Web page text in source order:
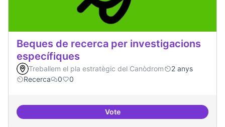
Beques de recerca per investigacions
específiques
Treballem el pla estratègic del Canòdrom
2 anys
Recerca
0 0
VoteBeques de recerca per